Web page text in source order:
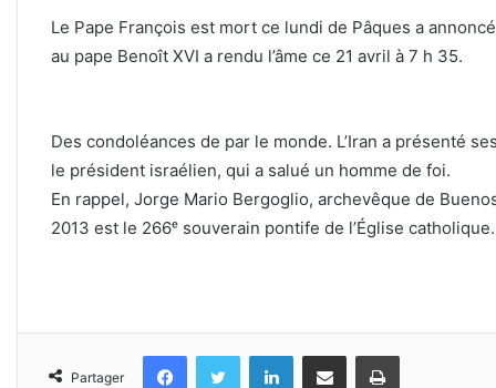
Le Pape François est mort ce lundi de Pâques a
au pape Benoît XVI a rendu l’âme ce 21 avril à 7 h 35.
Des condoléances de par le monde. L’Iran a présenté
le président israélien, qui a salué un homme de foi.
En rappel, Jorge Mario Bergoglio, archevêque de
2013 est le 266ᵉ souverain pontife de l’Église catholique.
Partager
FacebookTwitter LinkedinPartager par email Imprimer